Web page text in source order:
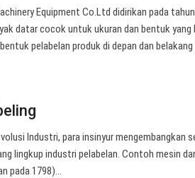
Equipment Co.Ltd didirikan pada
datar cocok untuk ukuran dan bentuk yang
pelabelan produk di depan dan
Industri, para insinyur mengembangkan
lingkup industri pelabelan. Contoh mesin
pada 1798)…